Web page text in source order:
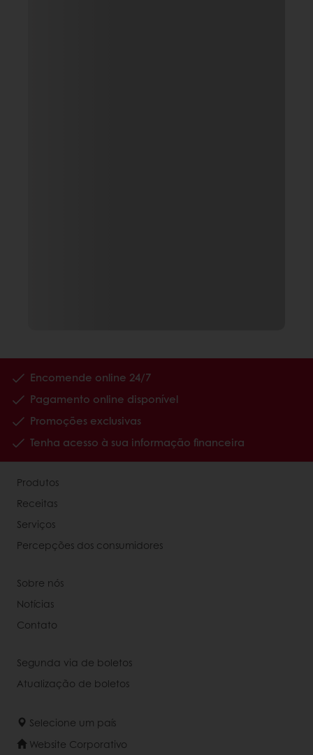
Encomende online 24/7
Pagamento online disponível
Promoções exclusivas
Tenha acesso à sua informação financeira
Produtos
Receitas
Serviços
Percepções dos consumidores
Sobre nós
Notícias
Contato
Segunda via de boletos
Atualização de boletos
Selecione um país
Website Corporativo